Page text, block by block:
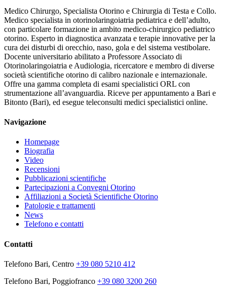
Medico Chirurgo, Specialista Otorino e Chirurgia di Testa e Collo.
Medico specialista in otorinolaringoiatria pediatrica e dell’adulto,
con particolare formazione in ambito medico-chirurgico pediatrico
otorino. Esperto in diagnostica avanzata e terapie innovative per la
cura dei disturbi di orecchio, naso, gola e del sistema vestibolare.
Docente universitario abilitato a Professore Associato di
Otorinolaringoiatria e Audiologia, ricercatore e membro di diverse
società scientifiche otorino di calibro nazionale e internazionale.
Offre una gamma completa di esami specialistici ORL con
strumentazione all’avanguardia. Riceve per appuntamento a Bari e
Bitonto (Bari), ed esegue teleconsulti medici specialistici online.
Navigazione
Homepage
Biografia
Video
Recensioni
Pubblicazioni scientifiche
Partecipazioni a Convegni Otorino
Affiliazioni a Società Scientifiche Otorino
Patologie e trattamenti
News
Telefono e contatti
Contatti
Telefono Bari, Centro +39 080 5210 412
Telefono Bari, Poggiofranco +39 080 3200 260